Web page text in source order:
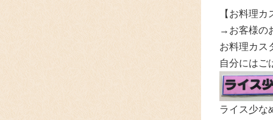
【お料理
→お客様の
お料理カス
自分にはご
ライス少な